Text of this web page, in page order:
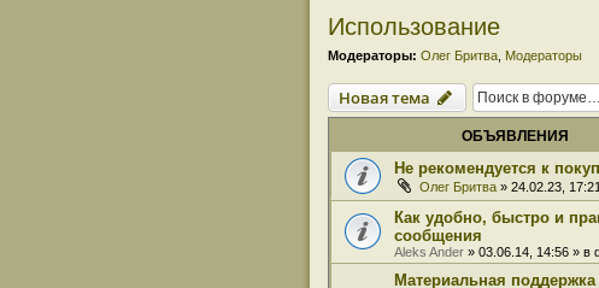
Использование
Модераторы: Олег Бритва Модераторы
Новая тема
ОБЪЯВЛЕНИЯ
Не рекомендуется к
Олег Бритва » 24.02.23,
Как удобно, быстро и
сообщения
Aleks Ander » 03.06.14, 14:56 » в
Материальная